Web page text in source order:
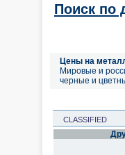
Поиск по
Цены на
Мировые и
черные и
CLASSIFIED